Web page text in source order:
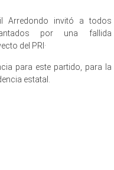
Arredondo invitó a todos
por una fallida
del PRI·
para este partido, para la
estatal.